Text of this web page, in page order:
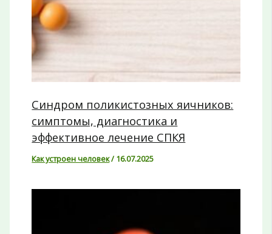
Синдром поликистозных яичников:
симптомы, диагностика и
эффективное лечение СПКЯ
Как устроен человек/ 16.07.2025